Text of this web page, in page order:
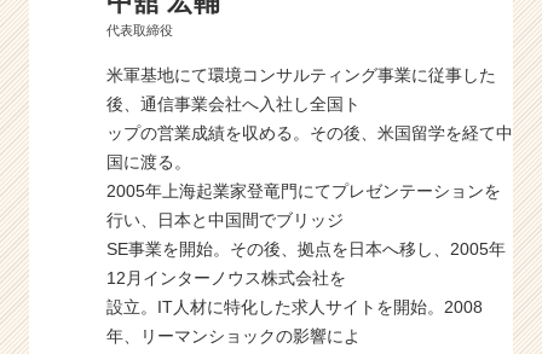
代表取締役
米軍基地にて環境コンサルティング事業に従事した
後、通信事業会社へ入社し全国ト
ップの営業成績を収める。その後、米国留学を経て中
国に渡る。
2005年上海起業家登竜門にてプレゼンテーションを
行い、日本と中国間でブリッジ
SE事業を開始。その後、拠点を日本へ移し、2005年
12月インターノウス株式会社を
設立。IT人材に特化した求人サイトを開始。2008
年、リーマンショックの影響によ